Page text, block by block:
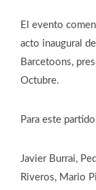
El evento
acto inaugural
Barcetoons,
Octubre.
Para este
Javier Burrai,
Riveros, Mario